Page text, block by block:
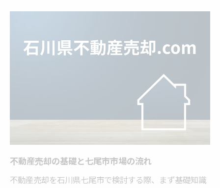
不動産売却に役立つ専門家のサポート
地域密着の専門知識で売却を加速する方法
不動産売却で安心を得るポイント解説
トラブル回避に役立つ不動産売却知識
契約時に気を付けたい不動産売却の注意点
信頼できる取引先を見極める不動産売却術
七尾市資産を高く売る実践的コツ
不動産売却で資産価値を最大化する方法
不動産売却の基礎と七尾市市場の流れ
不動産売却を石川県七尾市で検討する際、まず基礎知識